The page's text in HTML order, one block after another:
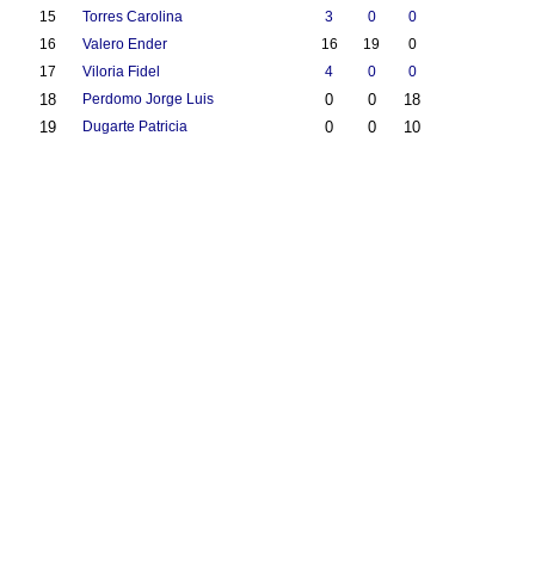
15
Torres Carolina 3 0
0
16
Valero Ender 16 19
0
17
Viloria Fidel 4 0 0
18 Perdomo Jorge Luis 0 0
18
19
Dugarte Patricia 0 0 10